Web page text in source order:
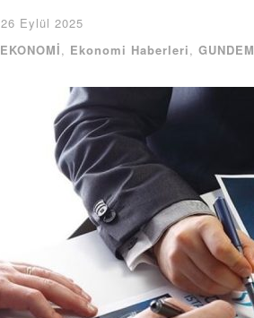
26 Eylül 2025
EKONOMİ, Ekonomi Haberleri, GUNDEM